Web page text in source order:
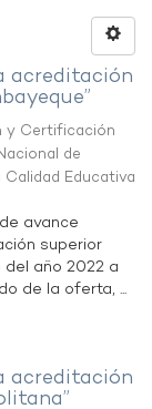
acreditación
y Certificación
de
Educativa
avance
superior
año 2022 a
de la oferta, ...
acreditación